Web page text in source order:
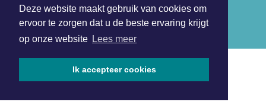
Deze website maakt gebruik van cookies om
ervoor te zorgen dat u de beste ervaring krijgt
op onze website Lees meer
Ik accepteer cookies
Copyright (c) 2026 | Haarlemmerdagblad.nl - Alle rechten
voorbehouden